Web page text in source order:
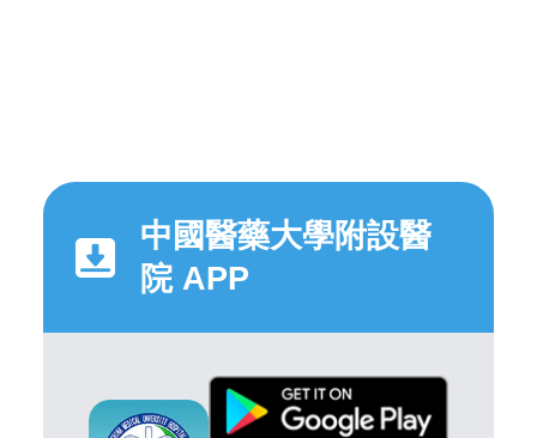
中國醫藥大學附設醫
院 APP